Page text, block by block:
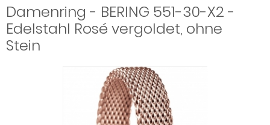
Damenring - BERING 551-30-X2 -
Edelstahl Rosé vergoldet, ohne
Stein